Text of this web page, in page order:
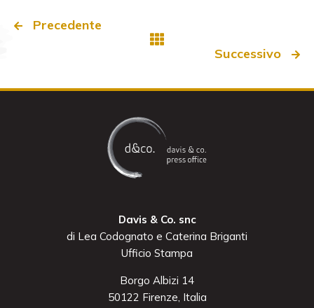
Precedente
Successivo
Davis & Co. snc
di Lea Codognato e Caterina Briganti
Ufficio Stampa
Borgo Albizi 14
50122 Firenze, Italia